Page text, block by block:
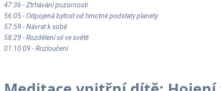
47:36 - Ztrhávání pozornosti
56:05 - Odpojená bytost od hmotné podstaty planety
57:59 - Návrat k sobě
58:29 - Rozdělení sil ve světě
01:10:09 - Rozloučení